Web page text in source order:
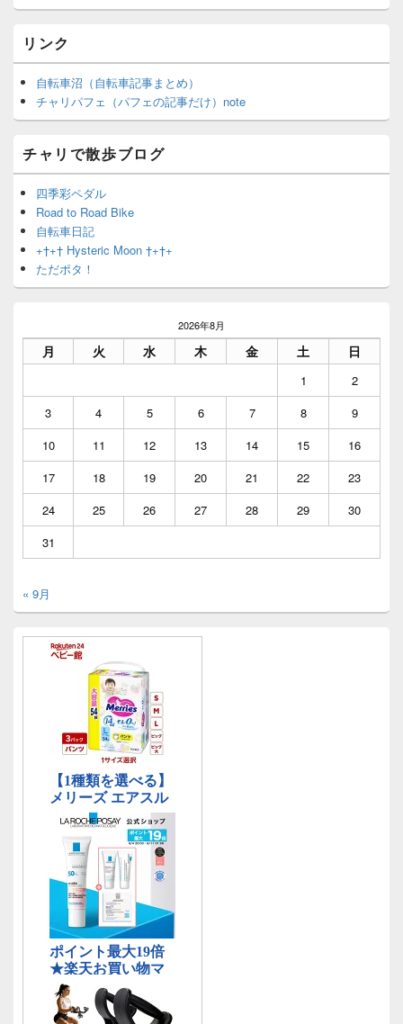
リンク
自転車沼（自転車記事まとめ）
チャリパフェ（パフェの記事だけ）note
チャリで散歩ブログ
四季彩ペダル
Road to Road Bike
自転車日記
+†+† Hysteric Moon †+†+
ただポタ！
2026年8月
月 火 水 木 金 土 日
1
2
3
4 5 6 7 8
9
10
11 12 13 14 15
16
17
18 19 20 21 22
23
24
25 26 27 28 29
30
31
« 9月